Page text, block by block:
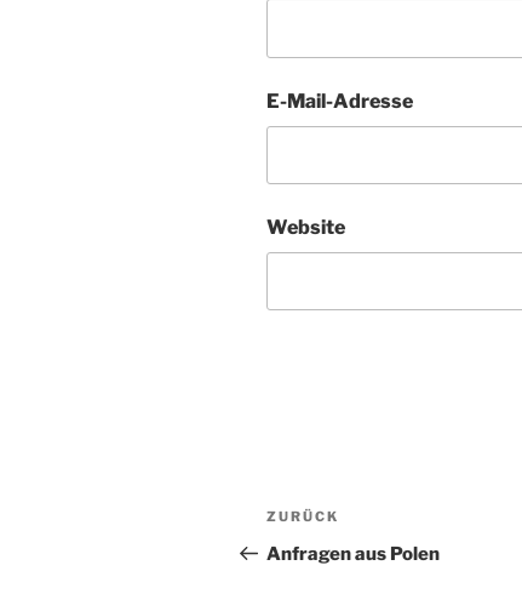
E-Mail-Adresse
Website
Beitragsnavigation
Vorheriger
Beitrag
ZURÜCK
Anfragen aus Polen